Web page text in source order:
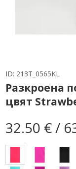
ID: 213T_0565KL
Разкроена
цвят
32.50 € /